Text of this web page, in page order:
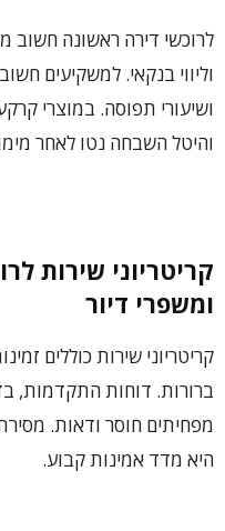
לרוכשי דירה ראשונה חשוב
וליווי בנקאי. למשקיעים
ושיעורי תפוסה. במוצרי
והיטל השבחה נטו לאחר
קריטריוני שירות
ומשפרי דיור
קריטריוני שירות כוללים
ברורות. דוחות התקדמות,
מפחיתים חוסר ודאות.
היא מדד אמינות קבוע.